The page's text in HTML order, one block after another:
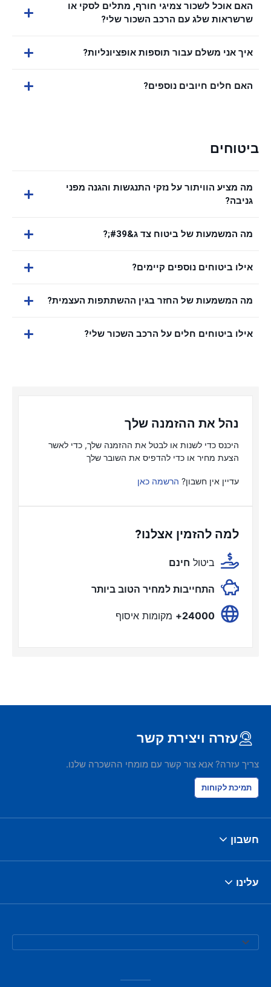
האם אוכל לשכור צמיגי חורף, מתלים לסקי או
שרשראות שלג עם הרכב השכור שלי?
איך אני משלם עבור תוספות אופציונליות?
האם חלים חיובים נוספים?
ביטוחים
מה מציע הוויתור על נזקי התנגשות והגנה מפני
גניבה?
מה המשמעות של ביטוח צד ג&#39;?
אילו ביטוחים נוספים קיימים?
מה המשמעות של החזר בגין ההשתתפות העצמית?
אילו ביטוחים חלים על הרכב השכור שלי?
נהל את ההזמנה שלך
היכנס כדי לשנות או לבטל את ההזמנה שלך, כדי לאשר
הצעת מחיר או כדי להדפיס את השובר שלך
עדיין אין חשבון? הרשמה כאן
למה להזמין אצלנו?
ביטול חינם
התחייבות למחיר הטוב ביותר
24000+ מקומות איסוף
עזרה ויצירת קשר
צריך עזרה? אנא צור קשר עם מומחי ההשכרה שלנו.
תמיכת לקוחות
חשבון
עלינו